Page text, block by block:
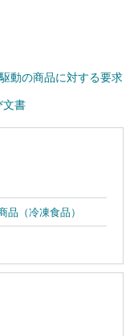
動の商品に対する要求
文書
（冷凍食品）